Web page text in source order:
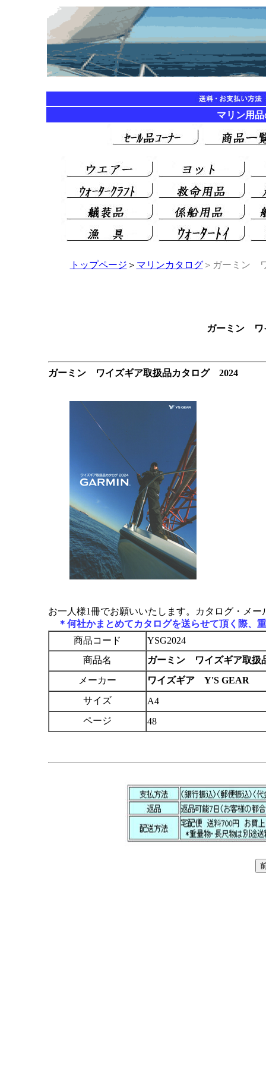
マリン用
トップページ ＞ マリンカタログ＞ガーミン
ガーミン ワ
ガーミン ワイズギア取扱品カタログ 2024
お一人様1冊でお願いいたします。カタログ・メー
＊何社かまとめてカタログを送らせて頂く際、
商品コード
YSG2024
商品名
ガーミン ワイズギア取扱
メーカー
ワイズギア Y'S GEAR
サイズ
A4
ページ
48